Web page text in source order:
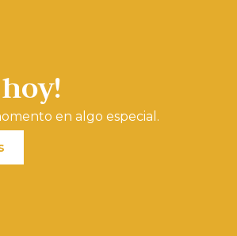
en algo especial.